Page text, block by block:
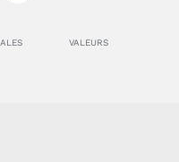
VALEURS